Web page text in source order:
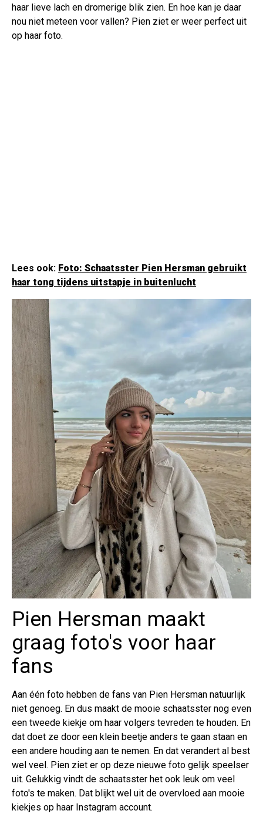
haar lieve lach en dromerige blik zien. En hoe kan je daar
nou niet meteen voor vallen? Pien ziet er weer perfect uit
op haar foto.
Lees ook: Foto: Schaatsster Pien Hersman gebruikt
haar tong tijdens uitstapje in buitenlucht
Pien Hersman maakt
graag foto's voor haar
fans
Aan één foto hebben de fans van Pien Hersman natuurlijk
niet genoeg. En dus maakt de mooie schaatsster nog even
een tweede kiekje om haar volgers tevreden te houden. En
dat doet ze door een klein beetje anders te gaan staan en
een andere houding aan te nemen. En dat verandert al best
wel veel. Pien ziet er op deze nieuwe foto gelijk speelser
uit. Gelukkig vindt de schaatsster het ook leuk om veel
foto's te maken. Dat blijkt wel uit de overvloed aan mooie
kiekjes op haar Instagram account.